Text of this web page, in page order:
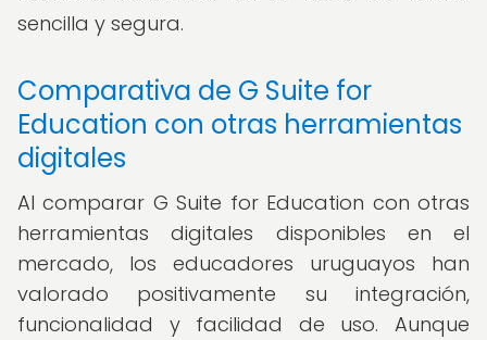
sencilla y segura.
Comparativa de G Suite for
Education con otras herramientas
digitales
Al comparar G Suite for Education con otras
herramientas digitales disponibles en el
mercado, los educadores uruguayos han
valorado positivamente su integración,
funcionalidad y facilidad de uso. Aunque